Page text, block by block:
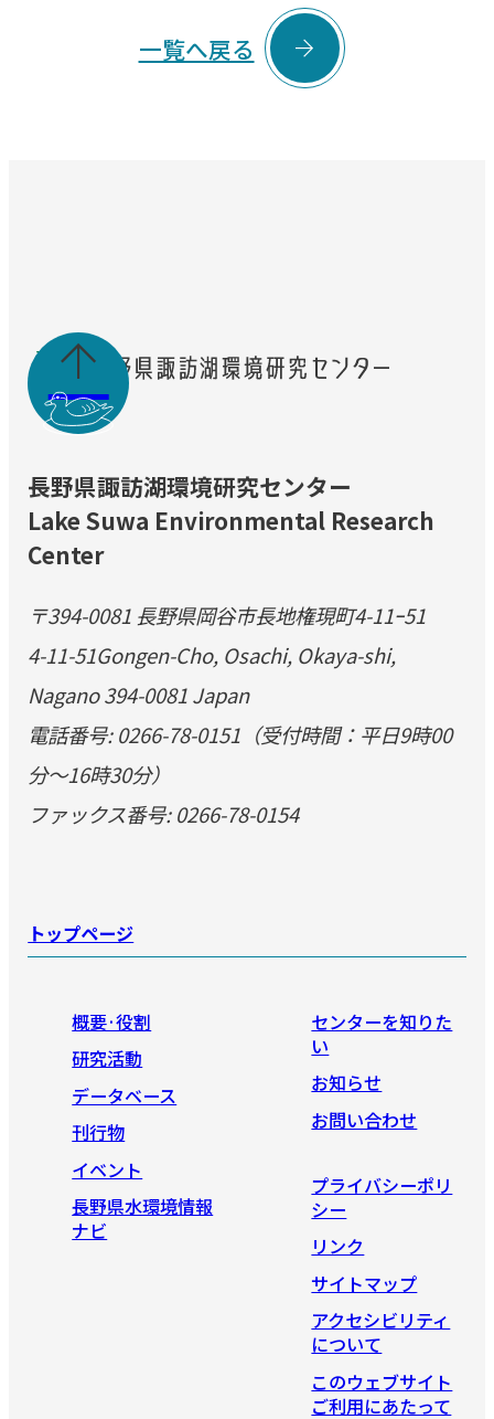
一覧へ戻る 

長野県諏訪湖環境研究センター
Lake Suwa Environmental Research
Center
〒394-0081 長野県岡谷市長地権現町4-11ｰ51
4-11-51Gongen-Cho, Osachi, Okaya-shi,
Nagano 394-0081 Japan
電話番号: 0266-78-0151（受付時間：平日9時00
分～16時30分）
ファックス番号: 0266-78-0154
トップページ
概要·役割
研究活動
データベース
刊行物
イベント
長野県水環境情報
ナビ
センターを知りた
い
お知らせ
お問い合わせ
プライバシーポリ
シー
リンク
サイトマップ
アクセシビリティ
について
このウェブサイト
ご利用にあたって